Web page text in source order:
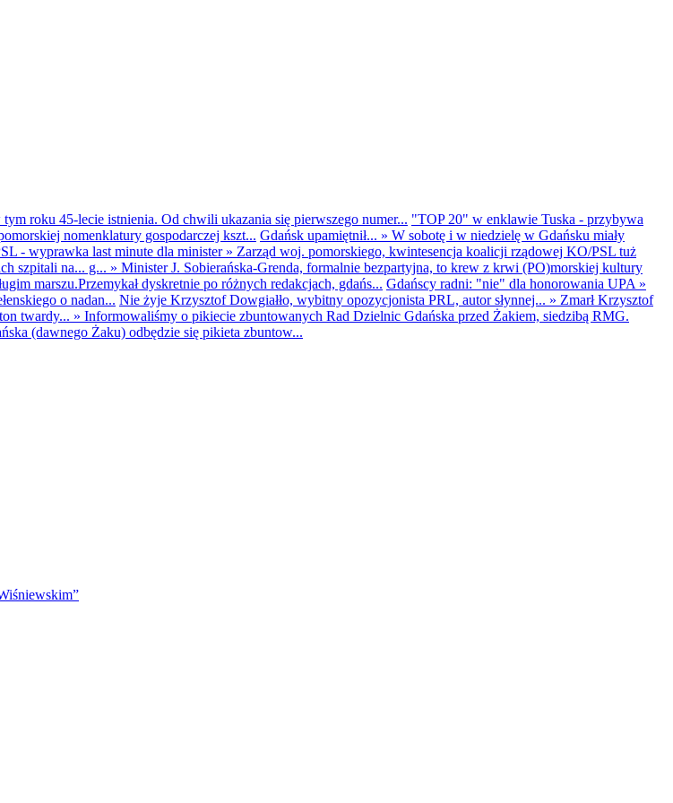
roku 45-lecie istnienia. Od chwili ukazania się pierwszego numer... "TOP 20" w enklawie Tuska - przybywa
nomenklatury gospodarczej kszt... Gdańsk upamiętnił... » W sobotę i w niedzielę w Gdańsku miały
- wyprawka last minute dla minister» Zarząd woj. pomorskiego, kwintesencja koalicji rządowej KO/PSL tuż
szpitali na... g... » Minister J. Sobierańska-Grenda, formalnie bezpartyjna, to krew z krwi (PO)morskiej kultury
marszu.Przemykał dyskretnie po różnych redakcjach, gdańs... Gdańscy radni: "nie" dla honorowania UPA »
o nadan... Nie żyje Krzysztof Dowgiałło, wybitny opozycjonista PRL, autor słynnej... » Zmarł Krzysztof
twardy... » Informowaliśmy o pikiecie zbuntowanych Rad Dzielnic Gdańska przed Żakiem, siedzibą RMG.
(dawnego Żaku) odbędzie się pikieta zbuntow...